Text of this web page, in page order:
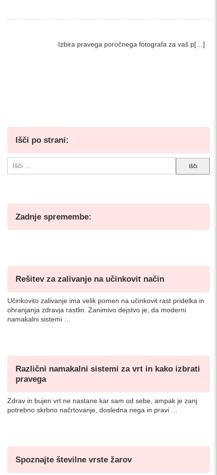
Izbira pravega poročnega fotografa za vaš p[…]
Išči po strani:
Išči:
Zadnje spremembe:
Rešitev za zalivanje na učinkovit način
Učinkovito zalivanje ima velik pomen na učinkovit rast pridelka in
ohranjanja zdravja rastlin. Zanimivo dejstvo je, da moderni
namakalni sistemi …
Različni namakalni sistemi za vrt in kako izbrati
pravega
Zdrav in bujen vrt ne nastane kar sam od sebe, ampak je zanj
potrebno skrbno načrtovanje, dosledna nega in pravi …
Spoznajte številne vrste žarov